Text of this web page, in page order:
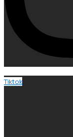
Tiktok